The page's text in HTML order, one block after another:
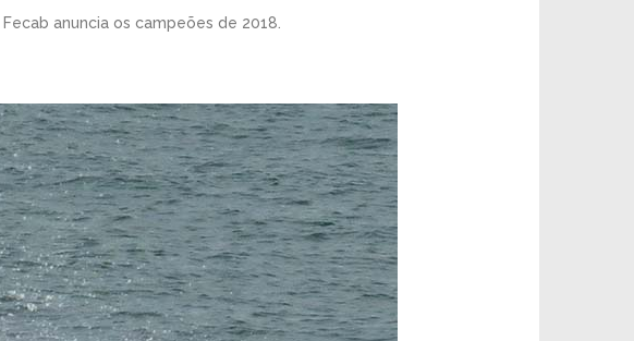
anuncia os campeões de 2018.